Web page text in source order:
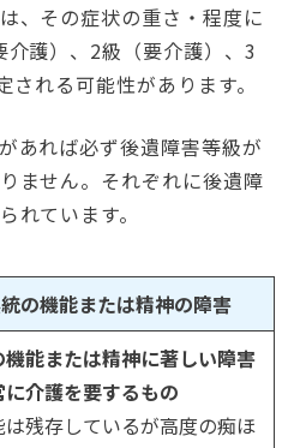
、その症状の重さ・程度に
護）、2級（要介護）、3
れる可能性があります。
あれば必ず後遺障害等級が
ません。それぞれに後遺障
れています。
の機能または精神の障害
能または精神に著しい障害
介護を要するもの
残存しているが高度の痴ほ